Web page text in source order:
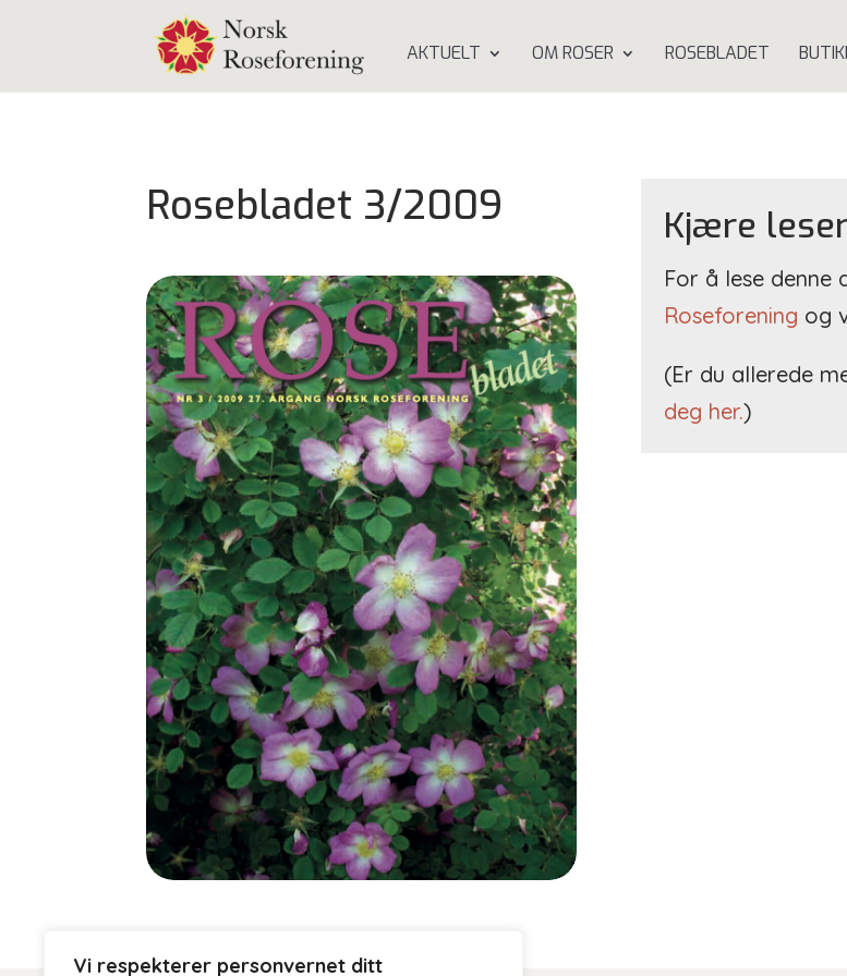
Vi respekterer personvernet ditt
AKTUELT OM ROSER ROSEBLADET
Rosebladet 3/2009 Kjære
For å lese
Roseforening og
(Er du allerede
deg her.)